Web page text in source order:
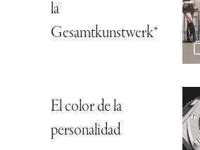
la
Gesamtkunstwerk*
El color de la
personalidad